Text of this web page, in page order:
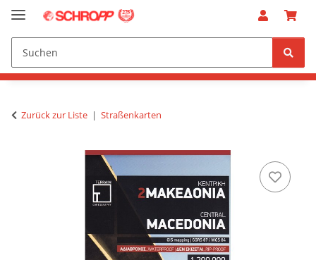
Zurück zur Liste Straßenkarten